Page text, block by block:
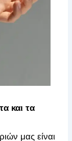
και τα
μας είναι